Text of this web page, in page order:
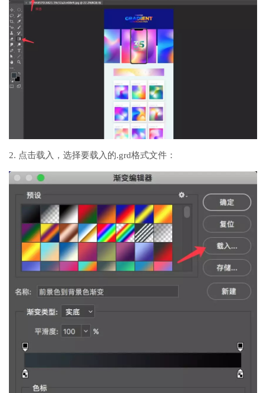
2. 点击载入，选择要载入的.grd格式文件：